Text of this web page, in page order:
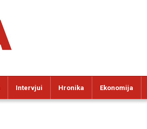
Intervjui Hronika Ekonomija